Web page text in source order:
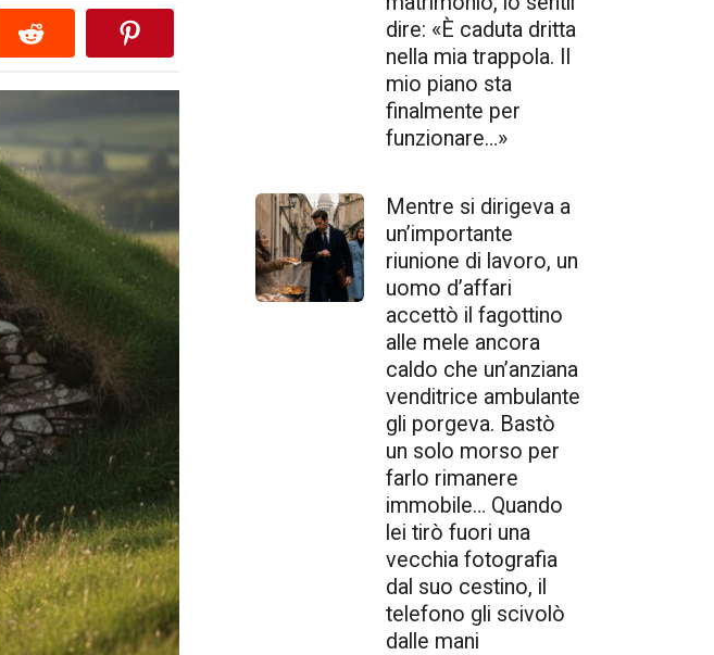
dire: «È caduta dritta
nella mia trappola. Il
mio piano sta
finalmente per
funzionare…»
Mentre si dirigeva a
un’importante
riunione di lavoro, un
uomo d’affari
accettò il fagottino
alle mele ancora
caldo che un’anziana
venditrice ambulante
gli porgeva. Bastò
un solo morso per
farlo rimanere
immobile… Quando
lei tirò fuori una
vecchia fotografia
dal suo cestino, il
telefono gli scivolò
dalle mani